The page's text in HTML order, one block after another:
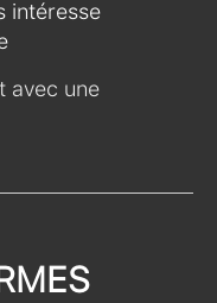
intéresse
avec une